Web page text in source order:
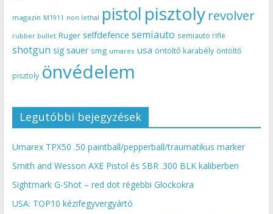
magazin M1911 non lethal pistol pisztoly revolver
rubber bullet Ruger selfdefence semiauto semiauto rifle
shotgun sig sauer smg umarex usa öntöltő karabély öntöltő
pisztoly önvédelem
Legutóbbi bejegyzések
Umarex TPX50 .50 paintball/pepperball/traumatikus marker
Smith and Wesson AXE Pistol és SBR .300 BLK kaliberben
Sightmark G-Shot – red dot régebbi Glockokra
USA: TOP10 kézifegyvergyártó